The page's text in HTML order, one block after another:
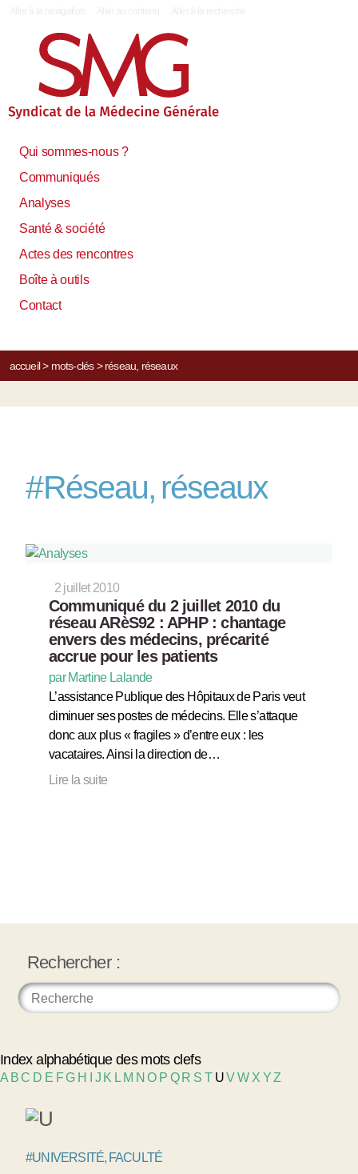
Qui sommes-nous ?
Communiqués
Analyses
Santé & société
Actes des rencontres
Boîte à outils
Contact
accueil> mots-clés> réseau, réseaux
#Réseau, réseaux
2 juillet 2010
Communiqué du 2 juillet 2010 du
réseau ARèS92 : APHP : chantage
envers des médecins, précarité
accrue pour les patients
par Martine Lalande
L’assistance Publique des Hôpitaux de Paris veut
diminuer ses postes de médecins. Elle s’attaque
donc aux plus « fragiles » d’entre eux : les
vacataires. Ainsi la direction de…
Lire la suite
Rechercher :
Index alphabétique des mots clefs
A BC D E FG H J K L M NO P Q R S T UVW X YZ
#UNIVERSITÉ, FACULTÉ